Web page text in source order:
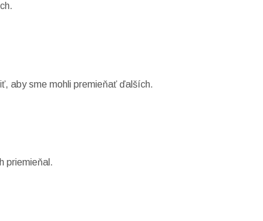
aby sme mohli premieňať ďalších.
priemieňal.